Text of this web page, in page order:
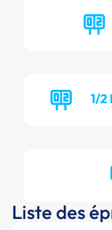
1/2
Liste des